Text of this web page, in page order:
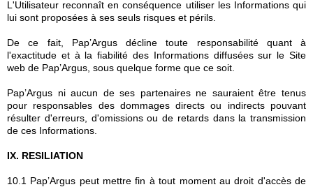
L'Utilisateur reconnaît en conséquence utiliser les Informations qui
lui sont proposées à ses seuls risques et périls.
De ce fait, Pap’Argus décline toute responsabilité quant à
l'exactitude et à la fiabilité des Informations diffusées sur le Site
web de Pap’Argus, sous quelque forme que ce soit.
Pap’Argus ni aucun de ses partenaires ne sauraient être tenus
pour responsables des dommages directs ou indirects pouvant
résulter d'erreurs, d'omissions ou de retards dans la transmission
de ces Informations.
IX. RESILIATION
10.1 Pap’Argus peut mettre fin à tout moment au droit d'accès de